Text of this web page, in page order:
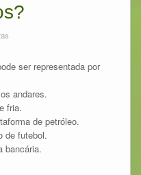
ser representada por
andares.
fria.
de petróleo.
de futebol.
bancária.